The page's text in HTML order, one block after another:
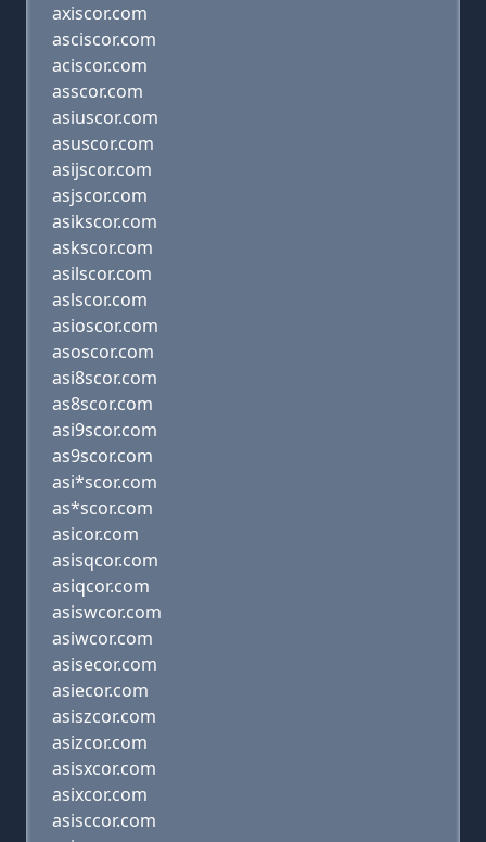
axiscor.com
asciscor.com
aciscor.com
asscor.com
asiuscor.com
asuscor.com
asijscor.com
asjscor.com
asikscor.com
askscor.com
asilscor.com
aslscor.com
asioscor.com
asoscor.com
asi8scor.com
as8scor.com
asi9scor.com
as9scor.com
asi*scor.com
as*scor.com
asicor.com
asisqcor.com
asiqcor.com
asiswcor.com
asiwcor.com
asisecor.com
asiecor.com
asiszcor.com
asizcor.com
asisxcor.com
asixcor.com
asisccor.com